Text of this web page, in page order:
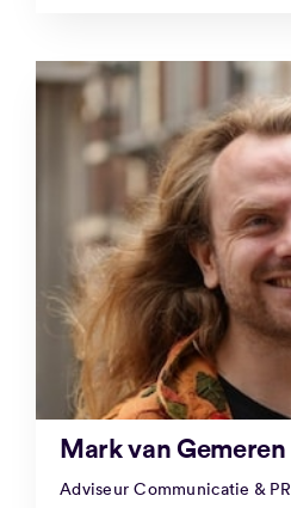
Mark van Gemeren
Adviseur Communicatie & PR